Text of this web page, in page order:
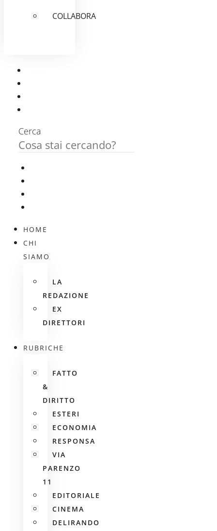
COLLABORA
Cerca
HOME
CHI
SIAMO
LA
REDAZIONE
EX
DIRETTORI
RUBRICHE
FATTO
&
DIRITTO
ESTERI
ECONOMIA
RESPONSA
VIA
PARENZO
11
EDITORIALE
CINEMA
DELIRANDO